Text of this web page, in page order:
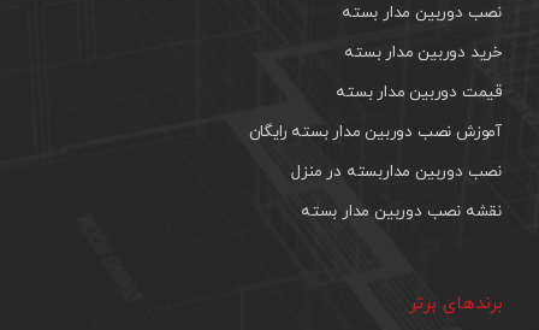
نصب دوربین مدار بسته
خرید دوربین مدار بسته
قیمت دوربین مدار بسته
آموزش نصب دوربین مدار بسته رایگان
نصب دوربین مداربسته در منزل
نقشه نصب دوربین مدار بسته
برندهای برتر